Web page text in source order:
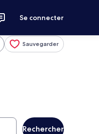
Se connecter
Sauvegarder
Rechercher